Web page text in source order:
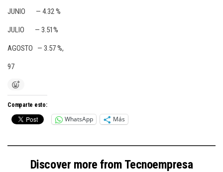
JUNIO — 4.32 %
JULIO — 3.51%
AGOSTO — 3.57 %,
97
Comparte esto:
WhatsApp Más
Discover more from Tecnoempresa